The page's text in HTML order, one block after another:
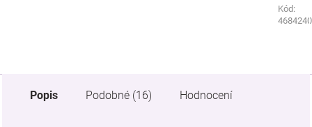
Kód:
Kód:
Popis Podobné (16) Hodnocení